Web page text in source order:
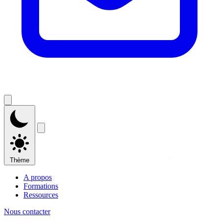
Thème
A propos
Formations
Ressources
Nous contacter